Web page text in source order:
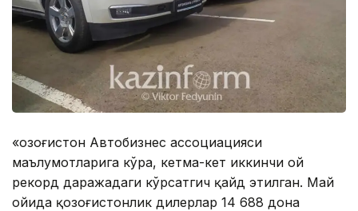
«Қозоғистон Автобизнес ассоциацияси
маълумотларига кўра, кетма-кет иккинчи ой
рекорд даражадаги кўрсатгич қайд этилган. Май
ойида қозоғистонлик дилерлар 14 688 дона